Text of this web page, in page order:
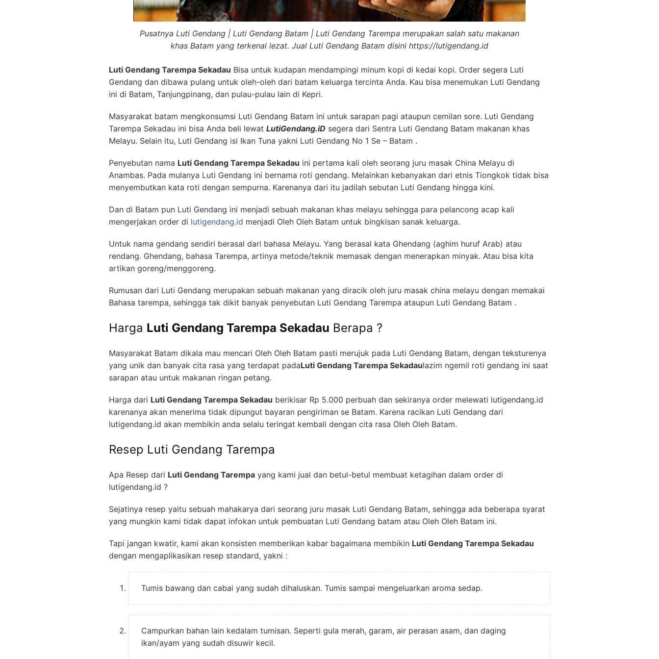
Pusatnya Luti Gendang | Luti Gendang Batam | Luti Gendang Tarempa merupakan salah satu makanan
khas Batam yang terkenal lezat. Jual Luti Gendang Batam disini https://lutigendang.id
Luti Gendang Tarempa Sekadau Bisa untuk kudapan mendampingi minum kopi di kedai kopi. Order segera Luti
Gendang dan dibawa pulang untuk oleh-oleh dari batam keluarga tercinta Anda. Kau bisa menemukan Luti Gendang
ini di Batam, Tanjungpinang, dan pulau-pulau lain di Kepri.
Masyarakat batam mengkonsumsi Luti Gendang Batam ini untuk sarapan pagi ataupun cemilan sore. Luti Gendang
Tarempa Sekadau ini bisa Anda beli lewat LutiGendang.iD segera dari Sentra Luti Gendang Batam makanan khas
Melayu. Selain itu, Luti Gendang isi Ikan Tuna yakni Luti Gendang No 1 Se – Batam .
Penyebutan nama Luti Gendang Tarempa Sekadau ini pertama kali oleh seorang juru masak China Melayu di
Anambas. Pada mulanya Luti Gendang ini bernama roti gendang. Melainkan kebanyakan dari etnis Tiongkok tidak bisa
menyembutkan kata roti dengan sempurna. Karenanya dari itu jadilah sebutan Luti Gendang hingga kini.
Dan di Batam pun Luti Gendang ini menjadi sebuah makanan khas melayu sehingga para pelancong acap kali
mengerjakan order di lutigendang.id menjadi Oleh Oleh Batam untuk bingkisan sanak keluarga.
Untuk nama gendang sendiri berasal dari bahasa Melayu. Yang berasal kata Ghendang (aghim huruf Arab) atau
rendang. Ghendang, bahasa Tarempa, artinya metode/teknik memasak dengan menerapkan minyak. Atau bisa kita
artikan goreng/menggoreng.
Rumusan dari Luti Gendang merupakan sebuah makanan yang diracik oleh juru masak china melayu dengan memakai
Bahasa tarempa, sehingga tak dikit banyak penyebutan Luti Gendang Tarempa ataupun Luti Gendang Batam .
Harga Luti Gendang Tarempa Sekadau Berapa ?
Masyarakat Batam dikala mau mencari Oleh Oleh Batam pasti merujuk pada Luti Gendang Batam, dengan teksturenya
yang unik dan banyak cita rasa yang terdapat padaLuti Gendang Tarempa Sekadaulazim ngemil roti gendang ini saat
sarapan atau untuk makanan ringan petang.
Harga dari Luti Gendang Tarempa Sekadau berikisar Rp 5.000 perbuah dan sekiranya order melewati lutigendang.id
karenanya akan menerima tidak dipungut bayaran pengiriman se Batam. Karena racikan Luti Gendang dari
lutigendang.id akan membikin anda selalu teringat kembali dengan cita rasa Oleh Oleh Batam.
Resep Luti Gendang Tarempa
Apa Resep dari Luti Gendang Tarempa yang kami jual dan betul-betul membuat ketagihan dalam order di
lutigendang.id ?
Sejatinya resep yaitu sebuah mahakarya dari seorang juru masak Luti Gendang Batam, sehingga ada beberapa syarat
yang mungkin kami tidak dapat infokan untuk pembuatan Luti Gendang batam atau Oleh Oleh Batam ini.
Tapi jangan kwatir, kami akan konsisten memberikan kabar bagaimana membikin Luti Gendang Tarempa Sekadau
dengan mengaplikasikan resep standard, yakni :
Tumis bawang dan cabai yang sudah dihaluskan. Tumis sampai mengeluarkan aroma sedap.
Campurkan bahan lain kedalam tumisan. Seperti gula merah, garam, air perasan asam, dan daging
ikan/ayam yang sudah disuwir kecil.